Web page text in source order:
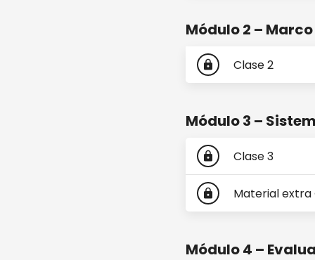
Módulo 2 –
lock Clase 2
Módulo 3 –
lock Clase 3
lock Material extra
Módulo 4 –